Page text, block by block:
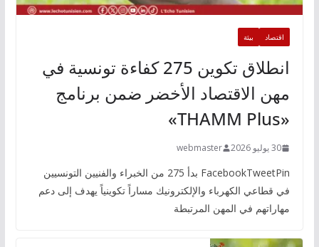
اقتصاد بيئة
انطلاق تكوين 275 كفاءة تونسية في
مهن الاقتصاد الأخضر ضمن برنامج
«THAMM Plus»
30 يوليو 2026 webmaster
FacebookTweetPin بدأ 275 من الخبراء والفنيين التونسيين
في قطاعي الكهرباء والإلكترونيك مساراً تكوينياً يهدف إلى دعم
مهاراتهم في المهن المرتبطة